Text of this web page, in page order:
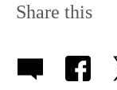
Share this